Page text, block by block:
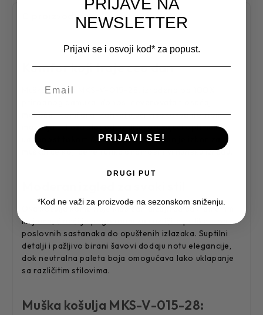
O proizvodu
Komfor koji traje ceo dan
Muška košulja MKS-V-015-28, izrađena od 100%
mekoće i komfora. Zahvaljujući visokokvalitetnom
materijalu, koža slobodno diše, pružajući optimalnu
udobnost tokom čitavog dana. Idealan je izbor za
muškarce koji cene funkcionalnost i vrhunsku izradu.
Ova košulja kombinuje klasičan dizajn sa savremenim
linijama, čineći je pogodnom za različite prilike – od
poslovnih sastanaka do opuštenih izlazaka. Suptilni
detalji i pažljivo birani šavovi dodaju notu elegancije,
dok neutralna paleta boja omogućava lako uklapanje
sa različitim stilovima.
Muška košulja MKS-V-015-28:
PRIJAVE NA
NEWSLETTER
Prijavi se i osvoji kod* za popust.
PRIJAVI SE!
DRUGI PUT
*Kod ne važi za proizvode na sezonskom sniženju.